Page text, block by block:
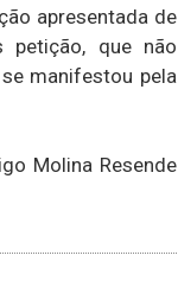
apresentada de
petição, que não
manifestou pela
Molina Resende